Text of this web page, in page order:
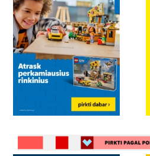
bendru šeimos
„LEGO ideas“
dažniau. Tačiau
neskubėkite ieškoti
nes BabyCity/
internetinėje
rinkinių pasirinkimą
rinkinį ras
iš LEGO Friends,
LEGO Ninjago ar
proga.